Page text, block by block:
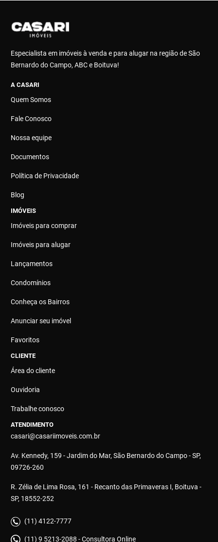
Especialista em imóveis à venda e para alugar na região de São
Bernardo do Campo, ABC e Boituva!
A CASARI
Quem Somos
Fale Conosco
Nossa equipe
Documentos
Política de Privacidade
Blog
IMÓVEIS
Imóveis para comprar
Imóveis para alugar
Lançamentos
Condomínios
Conheça os Bairros
Anunciar seu imóvel
Favoritos
CLIENTE
Área do cliente
Ouvidoria
Trabalhe conosco
ATENDIMENTO
casari@casariimoveis.com.br
Av. Kennedy, 159 - Jardim do Mar, São Bernardo do Campo - SP,
09726-260
R. Zélia de Lima Rosa, 161 - Recanto das Primaveras I, Boituva -
SP, 18552-252
(11) 4122-7777
(11) 9 5213-2088 - Consultora Online